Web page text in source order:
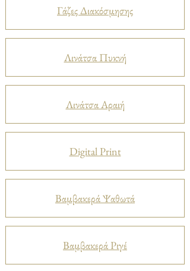
Γάζες Διακόσμησης
Λινάτσα Πυκνή
Λινάτσα Αραιή
Digital Print
Βαμβακερά Ψαθωτά
Βαμβακερά Ριγέ